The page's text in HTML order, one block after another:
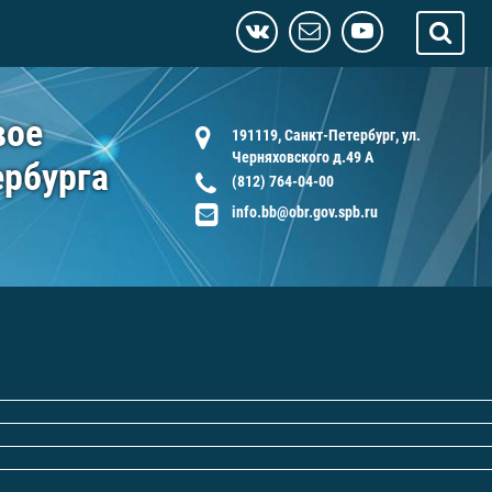
191119, Санкт-Петербург, ул.
Черняховского д.49 А
(812) 764-04-00
info.bb@obr.gov.spb.ru